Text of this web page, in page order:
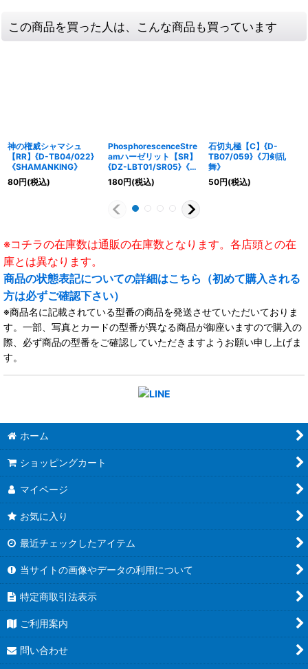
この商品を買った人は、こんな商品も買っています
神の権威シャマシュ
【RR】{D-TB04/022}
《SHAMANKING》
80円(税込)
PhosphorescenceStre
amハーゼリット【SR】
{DZ-LBT01/SR05}《リ
リカルモナステリオ》
180円(税込)
石切丸極【C】{D-
TB07/059}《刀剣乱
舞》
50円(税込)
※コチラの在庫数は通販の在庫数となります。各店頭との在
庫とは異なります。
商品の状態表記についての詳細はこちら（初めて購入される
方は必ずご確認下さい）
※商品名に記載されている型番の商品を発送させていただいておりま
す。一部、写真とカードの型番が異なる商品が御座いますので購入の
際、必ず商品の型番をご確認していただきますようお願い申し上げま
す。
ホーム
ショッピングカート
マイページ
お気に入り
最近チェックしたアイテム
当サイトの画像やデータの利用について
特定商取引法表示
ご利用案内
問い合わせ